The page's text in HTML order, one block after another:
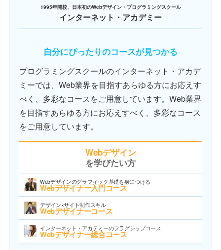
1995年開校、日本初のWebデザイン・プログラミングスクール
インターネット・アカデミー
自分にぴったりのコースが見つかる
プログラミングスクールのインターネット・アカデ
ミーでは、Web業界を目指すあらゆる方にお応えす
べく、多彩なコースをご用意しています。Web業界
を目指すあらゆる方にお応えすべく、多彩なコース
をご用意しています。
Webデザイン
を学びたい方
Webデザインのグラフィック基礎を身につける
Webデザイナー入門コース
デザイン×サイト制作スキル
Webデザイナーコース
インターネット・アカデミーのフラグシップコース
Webデザイナー総合コース